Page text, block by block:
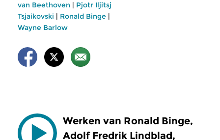
van Beethoven | Pjotr Iljitsj
Tsjaikovski | Ronald Binge |
Wayne Barlow
Werken van Ronald Binge,
Adolf Fredrik Lindblad,